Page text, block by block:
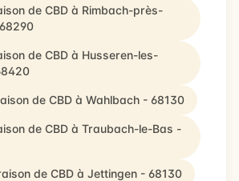
de CBD à Rimbach-près-
de CBD à Husseren-les-
de CBD à Wahlbach - 68130
de CBD à Traubach-le-Bas -
de CBD à Jettingen - 68130